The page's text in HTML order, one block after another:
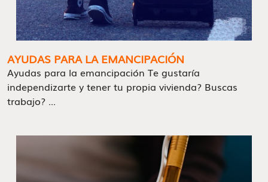
AYUDAS PARA LA EMANCIPACIÓN
Ayudas para la emancipación Te gustaría
independizarte y tener tu propia vivienda? Buscas
trabajo? ...